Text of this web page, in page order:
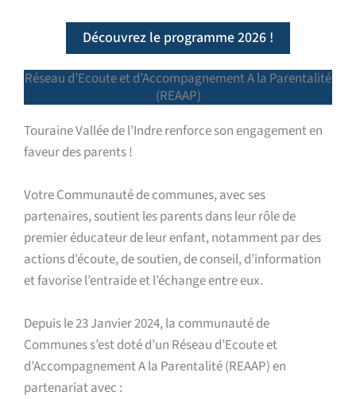
Découvrez le programme 2026 !
Réseau d’Ecoute et d’Accompagnement A la Parentalité
(REAAP)
Touraine Vallée de l’Indre renforce son engagement en
faveur des parents !
Votre Communauté de communes, avec ses
partenaires, soutient les parents dans leur rôle de
premier éducateur de leur enfant, notamment par des
actions d’écoute, de soutien, de conseil, d’information
et favorise l’entraide et l’échange entre eux.
Depuis le 23 Janvier 2024, la communauté de
Communes s’est dotéd’un Réseau d’Ecoute et
d’AccompagnementAla Parentalité (REAAP) en
partenariat avec :